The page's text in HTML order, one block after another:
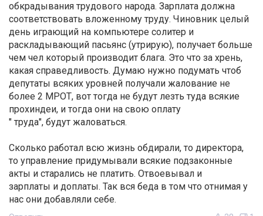
обкрадывания трудового народа. Зарплата должна
соответствовать вложенному труду. Чиновник целый
день играющий на компьютере солитер и
раскладывающий пасьянс (утрирую), получает больше
чем чел который производит блага. Это что за хрень,
какая справедливость. Думаю нужно подумать чтоб
депутаты всяких уровней получали жалование не
более 2 МРОТ, вот тогда не будут лезть туда всякие
прохиндеи, и тогда они на свою оплату
" труда", будут жаловаться.
Сколько работал всю жизнь обдирали, то директора,
то управление придумывали всякие подзаконные
акты и старались не платить. Отвоевывал и
зарплаты и доплаты. Так вся беда в том что отнимая у
нас они добавляли себе.